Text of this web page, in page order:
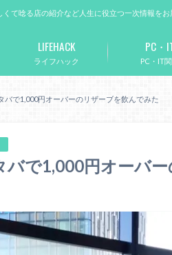
て唸る店の紹介など人生に役立つ一次情報をお
ライフハック
LIFEHACK
PC・IT
PC・
バで1,000円オーバーのリザーブを飲んでみた
バで1,000円オーバ